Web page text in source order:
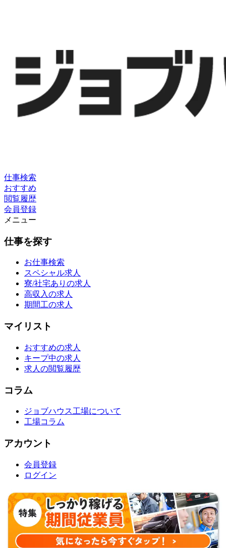
仕事検索
おすすめ
閲覧履歴
会員登録
メニュー
仕事を探す
お仕事検索
スペシャル求人
寮/社宅ありの求人
高収入の求人
期間工の求人
マイリスト
おすすめの求人
キープ中の求人
求人の閲覧履歴
コラム
ジョブハウス工場について
工場コラム
アカウント
会員登録
ログイン